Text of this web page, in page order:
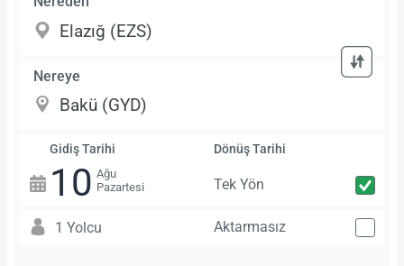
Nereye
Gidiş Tarihi
10 Ağu
Pazartesi
Dönüş Tarihi
Tek Yön
1 Yolcu Aktarmasız